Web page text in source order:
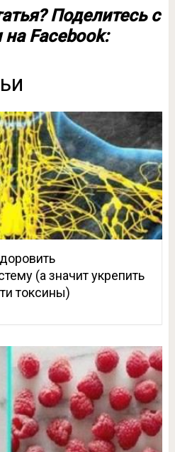
Поделитесь с
Facebook:
(а значит укрепить
токсины)